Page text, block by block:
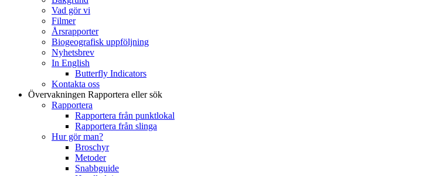
Vad gör vi
Filmer
Årsrapporter
Biogeografisk uppföljning
Nyhetsbrev
In English
Butterfly Indicators
Kontakta oss
Övervakningen Rapportera eller sök
Rapportera
Rapportera från punktlokal
Rapportera från slinga
Hur gör man?
Broschyr
Metoder
Snabbguide